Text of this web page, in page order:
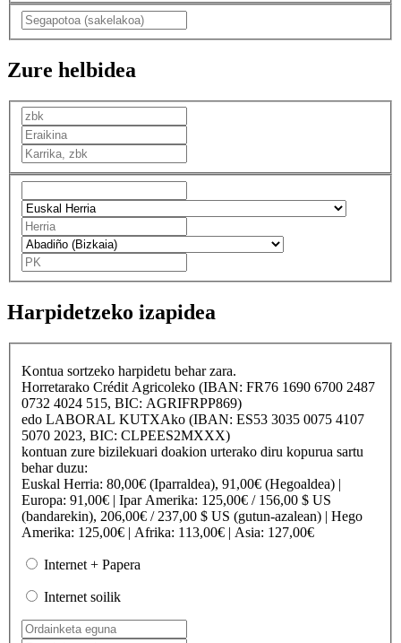
Zure helbidea
Harpidetzeko izapidea
Kontua sortzeko harpidetu behar zara.
Horretarako Crédit Agricoleko (IBAN: FR76 1690 6700 2487
0732 4024 515, BIC: AGRIFRPP869)
edo LABORAL KUTXAko (IBAN: ES53 3035 0075 4107
5070 2023, BIC: CLPEES2MXXX)
kontuan zure bizilekuari doakion urterako diru kopurua sartu
behar duzu:
Euskal Herria: 80,00€ (Iparraldea), 91,00€ (Hegoaldea) |
Europa: 91,00€ | Ipar Amerika: 125,00€ / 156,00 $ US
(bandarekin), 206,00€ / 237,00 $ US (gutun-azalean) | Hego
Amerika: 125,00€ | Afrika: 113,00€ | Asia: 127,00€
Internet + Papera
Internet soilik